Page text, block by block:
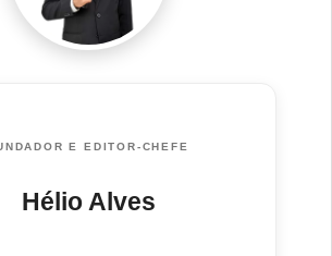
E EDITOR-CHEFE
Hélio Alves